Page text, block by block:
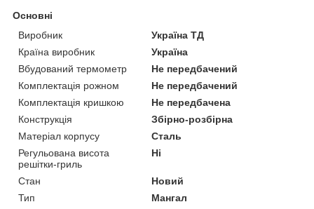
Основні
Виробник
Україна ТД
Країна виробник
Україна
Вбудований термометр
Не передбачений
Комплектація рожном
Не передбачений
Комплектація кришкою
Не передбачена
Конструкція
Збірно-розбірна
Матеріал корпусу
Сталь
Регульована висота
решітки-гриль
Ні
Стан
Новий
Тип
Мангал